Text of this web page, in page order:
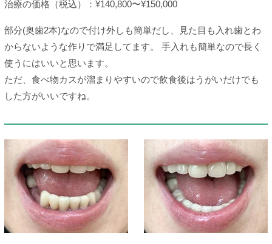
治療の価格（税込）：¥140,800〜¥150,000
部分(奥歯2本)なので付け外しも簡単だし、見た目も入れ歯とわ
からないような作りで満足してます。 手入れも簡単なので長く
使うにはいいと思います。
ただ、食べ物カスが溜まりやすいので飲食後はうがいだけでも
した方がいいですね。